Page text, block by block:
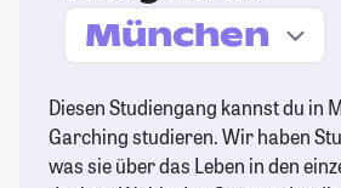
Diesen Studiengang kannst du in
Garching studieren. Wir haben
was sie über das Leben in den